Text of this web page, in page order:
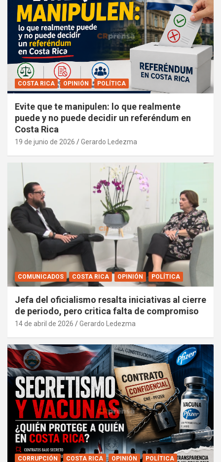
COSTA RICA OPINIÓN POLÍTICA
Evite que te manipulen: lo que realmente
puede y no puede decidir un referéndum en
Costa Rica
19 de junio de 2026 Gerardo Ledezma
COMUNICADOS COSTA RICA OPINIÓN POLÍTICA
Jefa del oficialismo resalta iniciativas al cierre
de periodo, pero critica falta de compromiso
14 de abril de 2026 Gerardo Ledezma
CORRUPCIÓN COSTA RICA OPINIÓN POLÍTICA